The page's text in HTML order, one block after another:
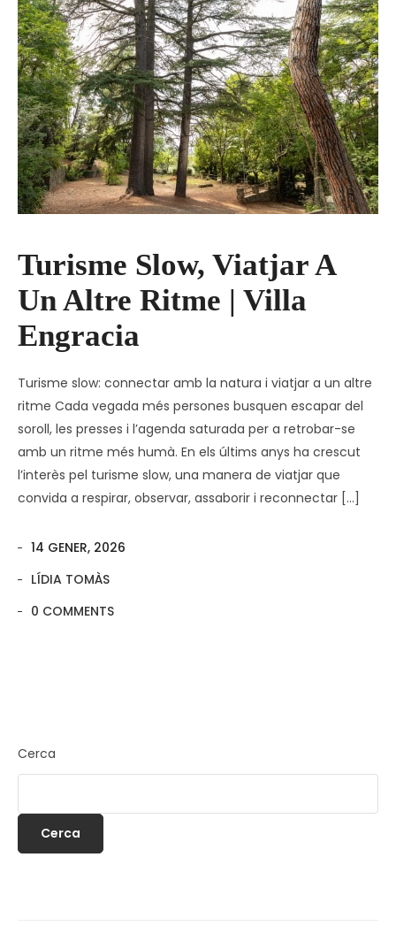
Turisme Slow, Viatjar A
Un Altre Ritme | Villa
Engracia
Turisme slow: connectar amb la natura i viatjar a un altre
ritme Cada vegada més persones busquen escapar del
soroll, les presses i l’agenda saturada per a retrobar-se
amb un ritme més humà. En els últims anys ha crescut
l’interès pel turisme slow, una manera de viatjar que
convida a respirar, observar, assaborir i reconnectar […]
14 GENER, 2026
LÍDIA TOMÀS
0 COMMENTS
Cerca
Cerca